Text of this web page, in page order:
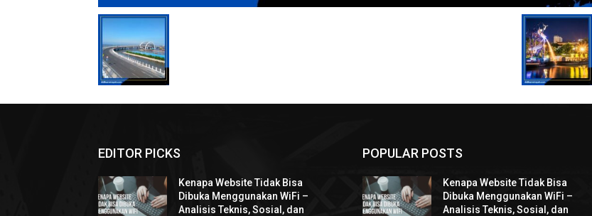
EDITOR PICKS
Kenapa Website Tidak Bisa
Dibuka Menggunakan WiFi –
Analisis Teknis, Sosial, dan
POPULAR POSTS
Kenapa Website Tidak Bisa
Dibuka Menggunakan WiFi –
Analisis Teknis, Sosial, dan